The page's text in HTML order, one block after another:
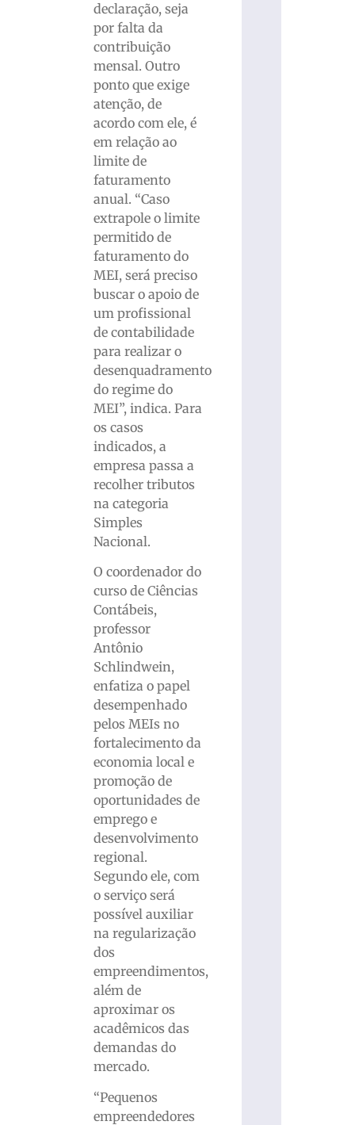
declaração, seja
por falta da
contribuição
mensal. Outro
ponto que exige
atenção, de
acordo com ele, é
em relação ao
limite de
faturamento
anual. “Caso
extrapole o limite
permitido de
faturamento do
MEI, será preciso
buscar o apoio de
um profissional
de contabilidade
para realizar o
desenquadramento
do regime do
MEI”, indica. Para
os casos
indicados, a
empresa passa a
recolher tributos
na categoria
Simples
Nacional.
O coordenador do
curso de Ciências
Contábeis,
professor
Antônio
Schlindwein,
enfatiza o papel
desempenhado
pelos MEIs no
fortalecimento da
economia local e
promoção de
oportunidades de
emprego e
desenvolvimento
regional.
Segundo ele, com
o serviço será
possível auxiliar
na regularização
dos
empreendimentos,
além de
aproximar os
acadêmicos das
demandas do
mercado.
“Pequenos
empreendedores